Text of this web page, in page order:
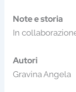
Note e storia
In
Autori
Gravina Angela